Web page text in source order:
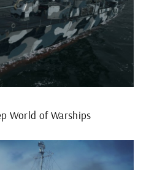
World of Warships